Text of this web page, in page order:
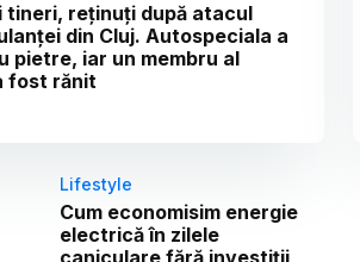
tineri, reținuți după atacul
din Cluj. Autospeciala a
pietre, iar un membru al
fost rănit
Lifestyle
Cum economisim energie
electrică în zilele